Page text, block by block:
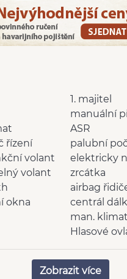
1. majitel
manuální
ASR
palubní
řízení
elektricky
zrcátka
volant
volant
airbag
centrál
okna
man.
Hlasové
palubního
Zobrazit více